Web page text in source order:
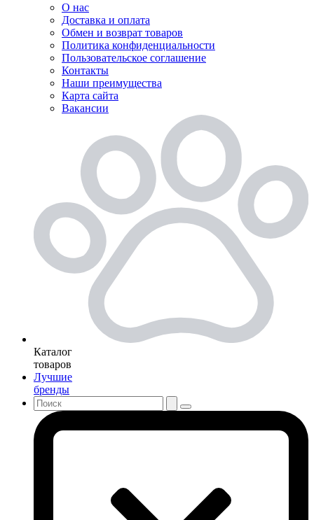
О нас
Доставка и оплата
Обмен и возврат товаров
Политика конфиденциальности
Пользовательское соглашение
Контакты
Наши преимущества
Карта сайта
Вакансии
Каталог
товаров
Лучшие
бренды